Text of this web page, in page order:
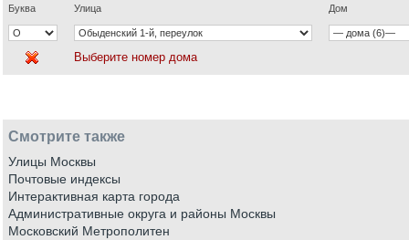
Буква Улица Дом
Выберите номер дома
Смотрите также
Улицы Москвы
Почтовые индексы
Интерактивная карта города
Административные округа и районы Москвы
Московский Метрополитен